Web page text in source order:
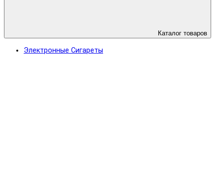
Каталог товаров
Электронные Сигареты